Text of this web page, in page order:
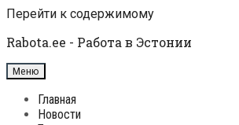
Перейти к содержимому
Rabota.ee - Работа в Эстонии
Меню
Главная
Новости